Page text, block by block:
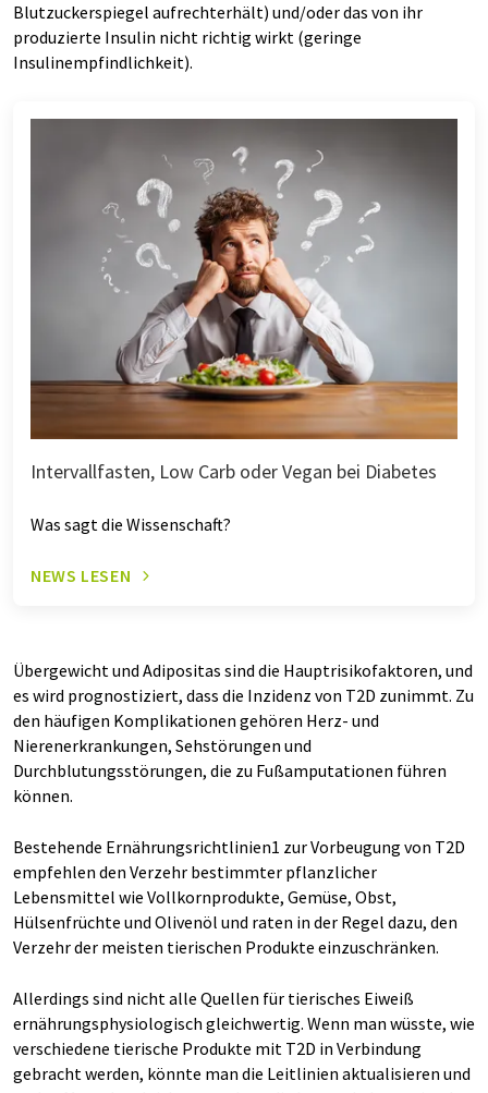
Blutzuckerspiegel aufrechterhält) und/oder das von ihr
produzierte Insulin nicht richtig wirkt (geringe
Insulinempfindlichkeit).
Intervallfasten, Low Carb oder Vegan bei Diabetes
Was sagt die Wissenschaft?
NEWS LESEN
Übergewicht und Adipositas sind die Hauptrisikofaktoren, und
es wird prognostiziert, dass die Inzidenz von T2D zunimmt. Zu
den häufigen Komplikationen gehören Herz- und
Nierenerkrankungen, Sehstörungen und
Durchblutungsstörungen, die zu Fußamputationen führen
können.
Bestehende Ernährungsrichtlinien1 zur Vorbeugung von T2D
empfehlen den Verzehr bestimmter pflanzlicher
Lebensmittel wie Vollkornprodukte, Gemüse, Obst,
Hülsenfrüchte und Olivenöl und raten in der Regel dazu, den
Verzehr der meisten tierischen Produkte einzuschränken.
Allerdings sind nicht alle Quellen für tierisches Eiweiß
ernährungsphysiologisch gleichwertig. Wenn man wüsste, wie
verschiedene tierische Produkte mit T2D in Verbindung
gebracht werden, könnte man die Leitlinien aktualisieren und